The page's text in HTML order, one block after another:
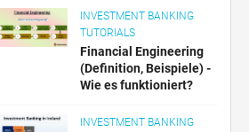
INVESTMENT BANKING
TUTORIALS
Financial Engineering
(Definition, Beispiele) -
Wie es funktioniert?
INVESTMENT BANKING